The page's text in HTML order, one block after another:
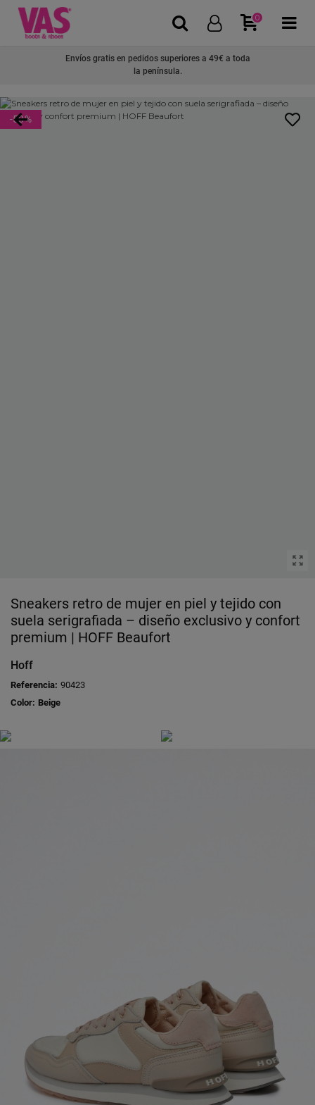
0
Envíos gratis en pedidos superiores a 49€ a toda
la península.
-50%
Sneakers retro de mujer en piel y tejido con
suela serigrafiada – diseño exclusivo y confort
premium | HOFF Beaufort
Hoff
Referencia: 90423
Color: Beige